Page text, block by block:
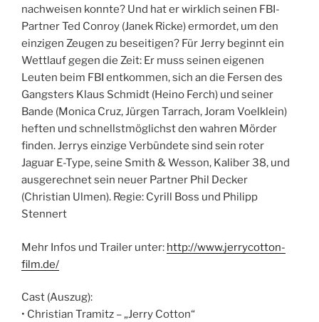
nachweisen konnte? Und hat er wirklich seinen FBI-
Partner Ted Conroy (Janek Ricke) ermordet, um den
einzigen Zeugen zu beseitigen? Für Jerry beginnt ein
Wettlauf gegen die Zeit: Er muss seinen eigenen
Leuten beim FBI entkommen, sich an die Fersen des
Gangsters Klaus Schmidt (Heino Ferch) und seiner
Bande (Monica Cruz, Jürgen Tarrach, Joram Voelklein)
heften und schnellstmöglichst den wahren Mörder
finden. Jerrys einzige Verbündete sind sein roter
Jaguar E-Type, seine Smith & Wesson, Kaliber 38, und
ausgerechnet sein neuer Partner Phil Decker
(Christian Ulmen). Regie: Cyrill Boss und Philipp
Stennert
Mehr Infos und Trailer unter: http://www.jerrycotton-
film.de/
Cast (Auszug):
• Christian Tramitz – „Jerry Cotton“